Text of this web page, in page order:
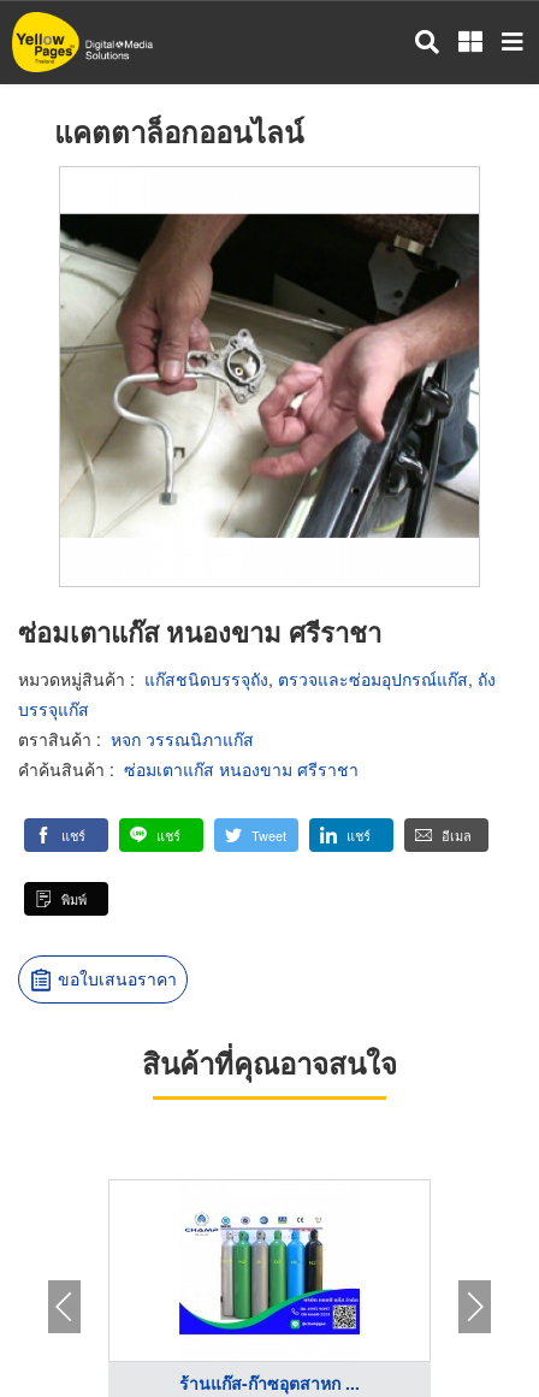
ข้าม
ไป
แคตตาล็อกออนไลน์
ซ่อมเตาแก๊ส หนองขาม ศรีราชา
หมวดหมู่สินค้า : แก๊สชนิดบรรจุถัง, ตรวจและซ่อมอุปกรณ์แก๊ส, ถัง
บรรจุแก๊ส
ตราสินค้า : หจก วรรณนิภาแก๊ส
คำค้นสินค้า : ซ่อมเตาแก๊ส หนองขาม ศรีราชา
แชร์ แชร์ Tweet แชร์ อีเมล
พิมพ์
ขอใบเสนอราคา
สินค้าที่คุณอาจสนใจ
ร้านแก๊ส-ก๊าซอุตสาหก ...